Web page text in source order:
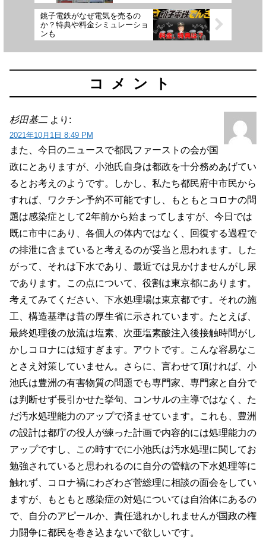
銚子電鉄がなぜ電気を売るの
か？特典や料金シミュレーショ
ンも
コメント
杉田基二 より:
2021年10月1日 8:49 PM
また、今日のニュースで都民ファーストの会が国
政にとありますが、小池氏自身は都政を十分務めあげてい
るとお考えのようです。しかし、私たち都民府中市民から
すれば、ワクチン予約不可能ですし、もともとコロナの問
題は感染症として2年前から始まってしますが、今日では
既に市中にあり、各個人の体内ではなく、回復する過程で
の排泄に含まていると考えるのが妥当と思われます。した
がって、それは下水であり、最近では見かけませんがし尿
であります。この点について、役割は東京都にあります。
考えてみてください、下水処理場は東京都です。それの施
工、構造基準は昔の厚生省に示されています。たとえば、
最終処理後の放流は塩素、次亜塩素酸注入後接触時間がし
かしコロナには短すぎます。アウトです。こんな容易なこ
とさえ対策していません。さらに、言わせて頂ければ、小
池氏は豊洲の有害物質の問題でも専門家、専門家と自分で
は判断せず長引かせた挙句、コンサルの主導ではなく、た
だ汚水処理能力のアップで済ませています。これも、豊洲
の設計は都庁の役人が練った計画で内容的には処理能力の
アップですし、この時すでに小池氏は汚水処理に関してお
勉強されていると思われるのに自分の管轄の下水処理等に
触れず、コロナ禍にわざわざ菅総理に相談の面会をしてい
ますが、もともと感染症の対処については自治体にあるの
で、自分のアピールか、責任逃れかしれませんが国政の権
力闘争に都民を巻き込まないで欲しいです。